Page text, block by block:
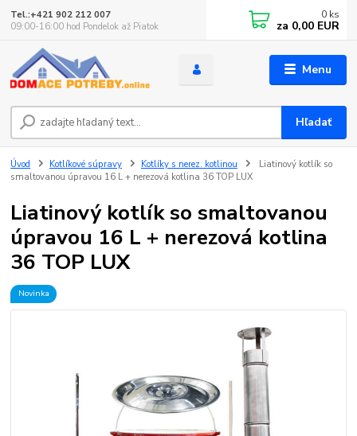
Menu
Hľadať
Tel.:+421 902 212 007
09:00-16:00 hod Pondelok až Piatok
0 ks
za 0,00 EUR
Úvod Kotlíkové súpravy Kotlíky s nerez. kotlinou
Liatinový kotlík so
smaltovanou úpravou 16 L + nerezová kotlina 36 TOP LUX
Liatinový kotlík so smaltovanou
úpravou 16 L + nerezová kotlina
36 TOP LUX
Novinka